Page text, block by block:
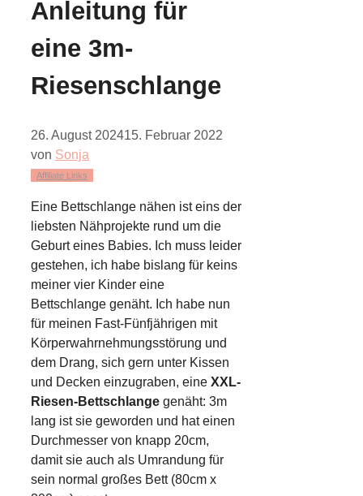
Anleitung für
eine 3m-
Riesenschlange
26. August 202415. Februar 2022
von Sonja
Affiliate Links
Eine Bettschlange nähen ist eins der
liebsten Nähprojekte rund um die
Geburt eines Babies. Ich muss leider
gestehen, ich habe bislang für keins
meiner vier Kinder eine
Bettschlange genäht. Ich habe nun
für meinen Fast-Fünfjährigen mit
Körperwahrnehmungsstörung und
dem Drang, sich gern unter Kissen
und Decken einzugraben, eine XXL-
Riesen-Bettschlange genäht: 3m
lang ist sie geworden und hat einen
Durchmesser von knapp 20cm,
damit sie auch als Umrandung für
sein normal großes Bett (80cm x